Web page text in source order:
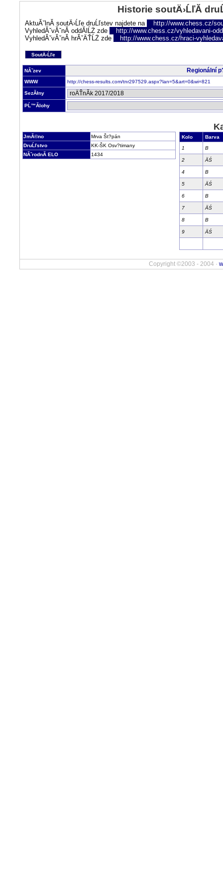
Historie soutÄ›ĹľĂ­
AktuĂˇlnĂ­ soutÄ›Ĺľe druĹľstev najdete na
http://www.chess.cz/
VyhledĂˇvĂˇnĂ­ oddĂ­lĹŻ zde
http://www.chess.cz/vyhledavani-
VyhledĂˇvĂˇnĂ­ hrĂˇÄŤĹŻ zde
http://www.chess.cz/hraci-
SoutÄ›Ĺľe
NĂˇzev Regionální
WWW http://chess-results.com/tnr297529.aspx?lan=5&art=0&wi=821
SezĂłny
PĹ™Ă­lohy
JmĂ©no
Mrva Št?pán
DruĹľstvo
KK-ŠK Osv?timany
NĂˇrodnĂ­ ELO
1434
Kolo
Barva
1
B
2 ÄŚ
4 B
5 ÄŚ
6 B
7 ÄŚ
8 B
9 ÄŚ
Copyright ©2003 - 2004 ·